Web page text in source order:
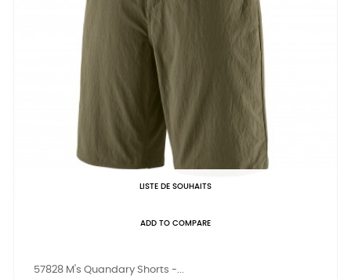
LISTE DE SOUHAITS
ADD TO COMPARE
57828 M's Quandary Shorts -...